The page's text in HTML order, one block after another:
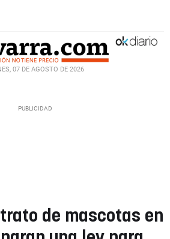
07 DE AGOSTO DE 2026
de mascotas en